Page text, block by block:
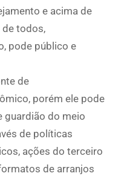
e acima de
todos,
pode público e
de
porém ele pode
guardião do meio
de políticas
ações do terceiro
de arranjos